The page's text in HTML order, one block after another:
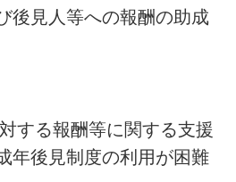
後見人等への報酬の助成
する報酬等に関する支援
年後見制度の利用が困難